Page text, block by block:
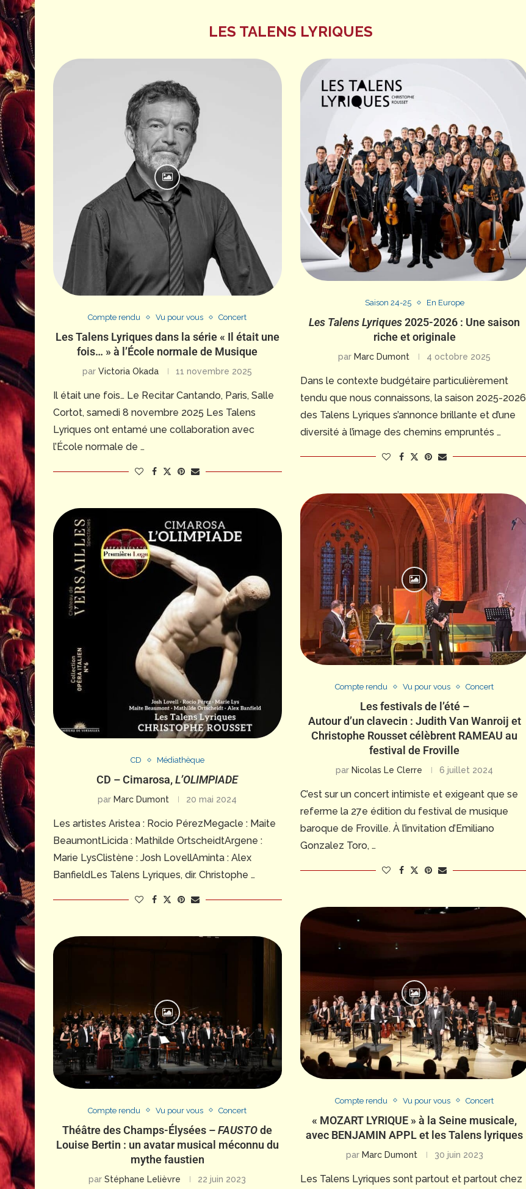
LES TALENS LYRIQUES
Compte rendu Vu pour vous Concert
Les Talens Lyriques dans la série « Il était une
fois… » à l’École normale de Musique
parVictoria Okada 11 novembre 2025
Il était une fois… Le Recitar Cantando, Paris, Salle
Cortot, samedi 8 novembre 2025 Les Talens
Lyriques ont entamé une collaboration avec
l’École normale de …
Saison 24-25 En Europe
Les Talens Lyriques2025-2026 : Une saison
riche et originale
par Marc Dumont 4 octobre 2025
Dans le contexte budgétaire particulièrement
tendu que nous connaissons, la saison 2025-2026
des Talens Lyriques s’annonce brillante et d’une
diversité à l’image des chemins empruntés …
Compte rendu Vu pour vous Concert
Les festivals de l’été –
Autour d’un clavecin : Judith Van Wanroij et
Christophe Rousset célèbrent RAMEAU au
festival de Froville
par Nicolas Le Clerre 6 juillet 2024
C’est sur un concert intimiste et exigeant que se
referme la 27e édition du festival de musique
baroque de Froville. À l’invitation d’Emiliano
Gonzalez Toro, …
CD Médiathèque
CD – Cimarosa,L’OLIMPIADE
par Marc Dumont 20 mai 2024
Les artistes Aristea : Rocio PérezMegacle : Maite
BeaumontLicida : Mathilde OrtscheidtArgene :
Marie LysClistène : Josh LovellAminta : Alex
BanfieldLes Talens Lyriques, dir. Christophe …
Compte rendu Vu pour vous Concert
« MOZART LYRIQUE » à la Seine musicale,
avec BENJAMIN APPL et les Talens lyriques
par Marc Dumont 30 juin 2023
Les Talens Lyriques sont partout et partout chez
Compte rendu Vu pour vous Concert
Théâtre des Champs-Élysées –FAUSTOde
Louise Bertin : un avatar musical méconnu du
mythe faustien
parStéphane Lelièvre 22 juin 2023